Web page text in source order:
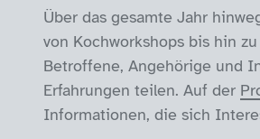
Über das gesamte Jahr
von Kochworkshops bis hin
Betroffene, Angehörige und
Erfahrungen teilen. Auf der
Informationen, die sich